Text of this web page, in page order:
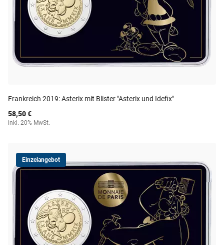
Frankreich 2019: Asterix mit Blister "Asterix und Idefix"
58,50 €
inkl. 20% MwSt.
Einzelangebot